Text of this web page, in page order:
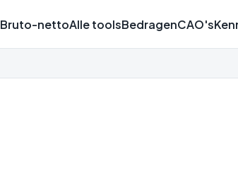
Bruto-nettoAlle toolsBedragenCAO's